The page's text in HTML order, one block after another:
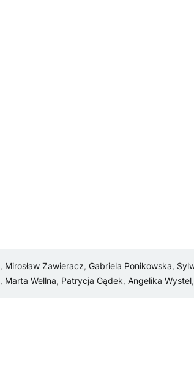
, Mirosław Zawieracz, Gabriela Ponikowska,
, Marta Wellna, Patrycja Gądek, Angelika Wystel,